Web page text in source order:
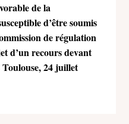
de la
d’être soumis
de régulation
d’un recours devant
24 juillet